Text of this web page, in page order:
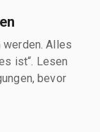
werden. Alles
ist“. Lesen
bevor